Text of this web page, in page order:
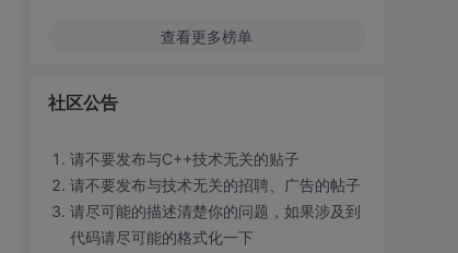
查看更多榜单
社区公告
请不要发布与C++技术无关的贴子
请不要发布与技术无关的招聘、广告的帖子
请尽可能的描述清楚你的问题，如果涉及到
代码请尽可能的格式化一下